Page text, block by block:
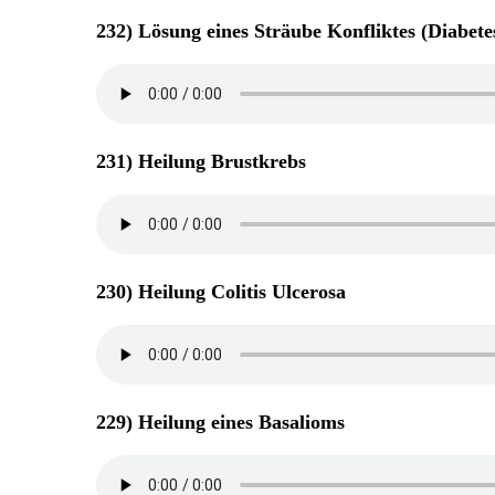
232) Lösung eines Sträube Konfliktes
231) Heilung Brustkrebs
230) Heilung Colitis Ulcerosa
229) Heilung eines Basalioms